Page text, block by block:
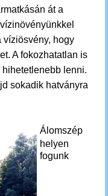
át a
víziösvény, hogy
A fokozhatatlan is
lenni.
sokadik hatványra
Á lomszép
helyen
fogunk